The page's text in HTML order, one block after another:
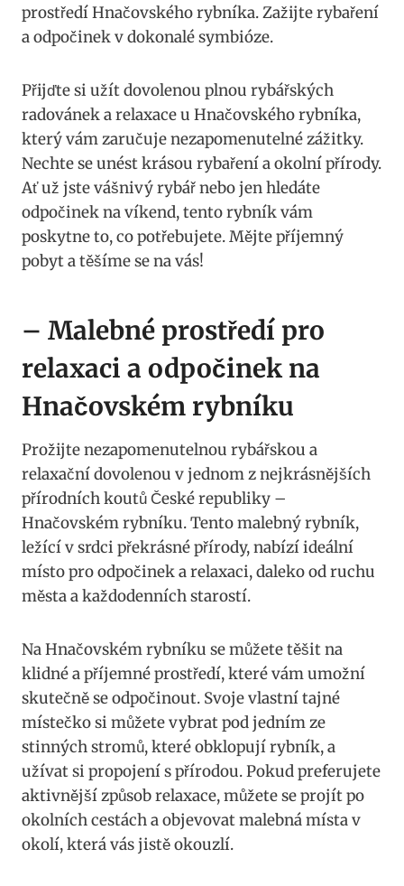
prostředí Hnačovského rybníka. Zažijte rybaření
a odpočinek v dokonalé symbióze.
Přijďte si užít dovolenou plnou rybářských
radovánek a relaxace u Hnačovského rybníka,
který vám zaručuje nezapomenutelné zážitky.
Nechte se unést krásou rybaření a okolní přírody.
Ať už jste vášnivý rybář nebo jen hledáte
odpočinek na víkend, tento rybník vám
poskytne to, co potřebujete. Mějte příjemný
pobyt a těšíme se na vás!
– Malebné prostředí pro
relaxaci a odpočinek na
Hnačovském rybníku
Prožijte nezapomenutelnou rybářskou a
relaxační dovolenou v jednom z nejkrásnějších
přírodních koutů České republiky –
Hnačovském rybníku. Tento malebný rybník,
ležící v srdci překrásné přírody, nabízí ideální
místo pro odpočinek a relaxaci, daleko od ruchu
města a každodenních starostí.
Na Hnačovském rybníku se můžete těšit na
klidné a příjemné prostředí, které vám umožní
skutečně se odpočinout. Svoje vlastní tajné
místečko si můžete vybrat pod jedním ze
stinných stromů, které obklopují rybník, a
užívat si propojení s přírodou. Pokud preferujete
aktivnější způsob relaxace, můžete se projít po
okolních cestách a objevovat malebná místa v
okolí, která vás jistě okouzlí.